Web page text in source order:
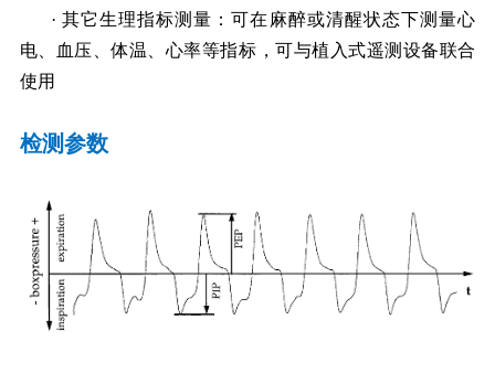
· 其它生理指标测量：可在麻醉或清醒状态下测量心
电、血压、体温、心率等指标，可与植入式遥测设备联合
使用
检测参数